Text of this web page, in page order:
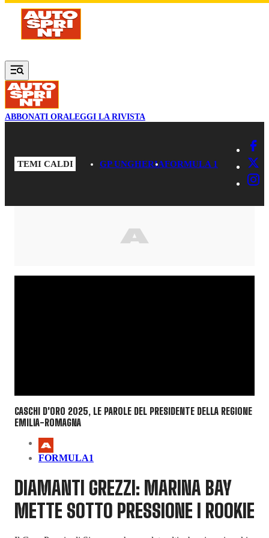
Vai al contenuto principale
ABBONATI ORALEGGI LA RIVISTA
TEMI CALDI GP UNGHERIAFORMULA 1
CASCHI D'ORO 2025, LE PAROLE DEL PRESIDENTE DELLA REGIONE
EMILIA-ROMAGNA
FORMULA1
DIAMANTI GREZZI: MARINA BAY
METTE SOTTO PRESSIONE I ROOKIE